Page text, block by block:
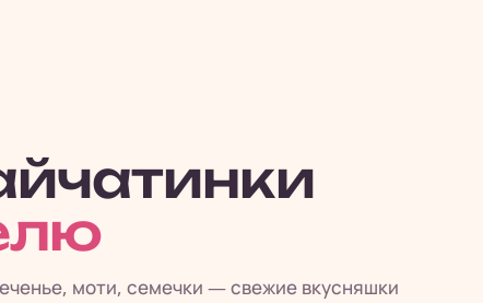
моти, семечки — свежие вкусняшки